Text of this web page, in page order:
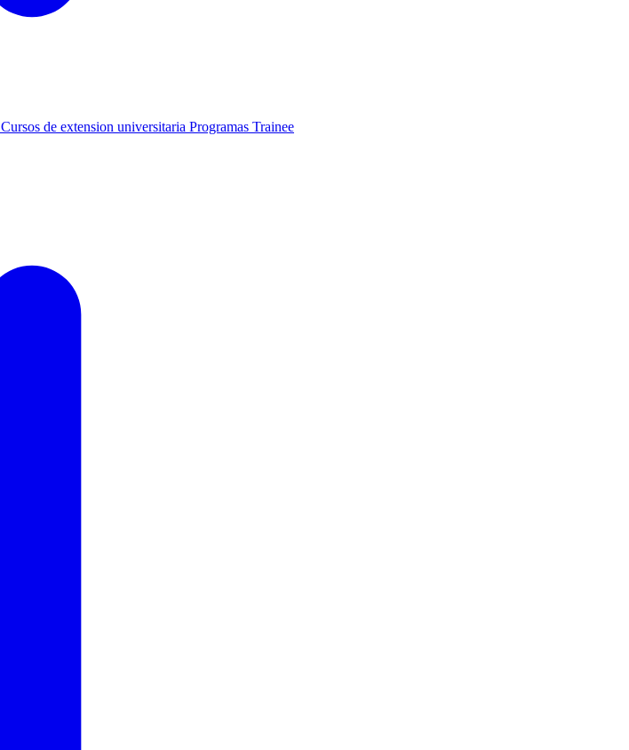
Cursos de extension universitaria Programas Trainee